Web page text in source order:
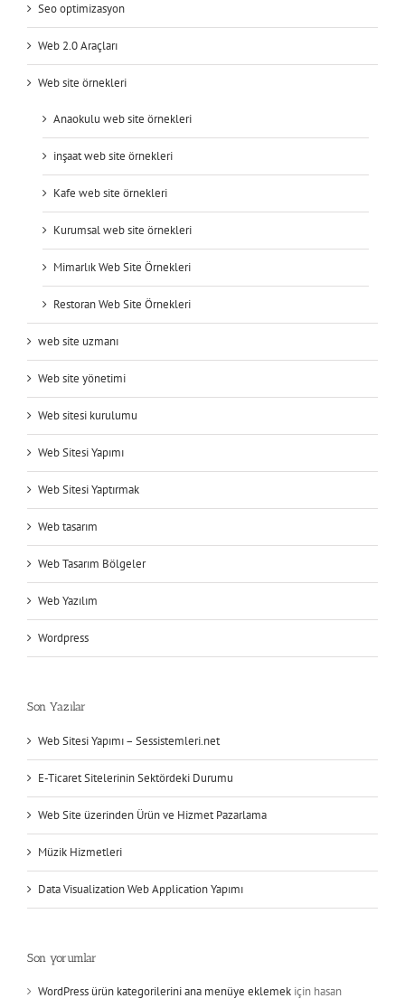
Seo optimizasyon
Web 2.0 Araçları
Web site örnekleri
Anaokulu web site örnekleri
inşaat web site örnekleri
Kafe web site örnekleri
Kurumsal web site örnekleri
Mimarlık Web Site Örnekleri
Restoran Web Site Örnekleri
web site uzmanı
Web site yönetimi
Web sitesi kurulumu
Web Sitesi Yapımı
Web Sitesi Yaptırmak
Web tasarım
Web Tasarım Bölgeler
Web Yazılım
Wordpress
Son Yazılar
Web Sitesi Yapımı – Sessistemleri.net
E-Ticaret Sitelerinin Sektördeki Durumu
Web Site üzerinden Ürün ve Hizmet Pazarlama
Müzik Hizmetleri
Data Visualization Web Application Yapımı
Son yorumlar
WordPress ürün kategorilerini ana menüye eklemek için hasan